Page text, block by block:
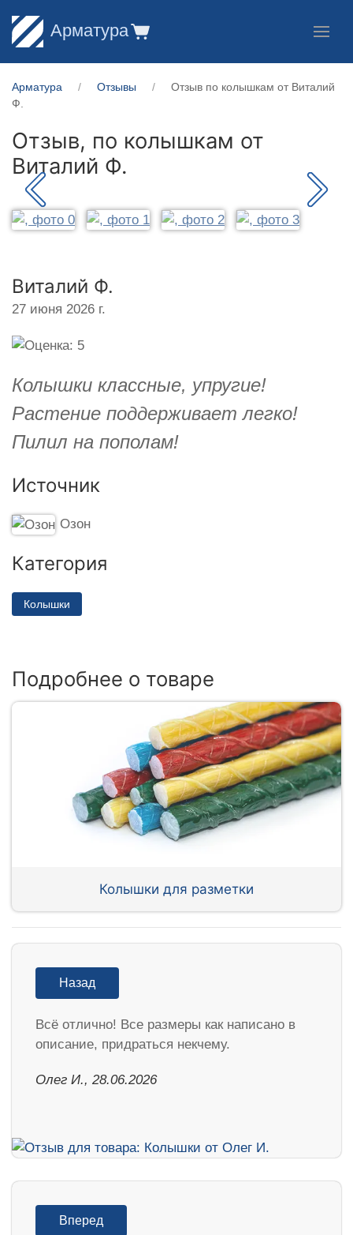
Арматура
Арматура Отзывы
Отзыв по колышкам от Виталий
Ф.
Отзыв, по колышкам от
Виталий Ф.
Виталий Ф.
27 июня 2026 г.
Колышки классные, упругие!
Растение поддерживает легко!
Пилил на пополам!
Источник
Озон
Категория
Колышки
Подробнее о товаре
Колышки для разметки
Назад
Всё отлично! Все размеры как написано в
описание, придраться некчему.
Олег И., 28.06.2026
Вперед